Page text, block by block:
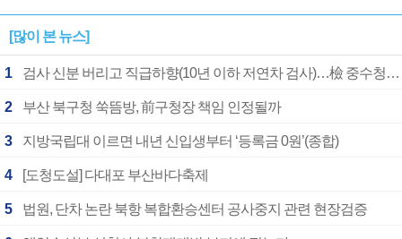
[많이 본 뉴스]
1 검사 신분 버리고 직급하향(10년 이하 저연차 검사)…檢 중수청행 기피
2 부산 북구청 쑥뜸방, 前구청장 책임 인정될까
3 지방국립대 이르면 내년 신입생부터 ‘등록금 0원’(종합)
4 [도청도설] 다대포 부산바다축제
5 법원, 단차 논란 북항 복합환승센터 공사중지 관련 현장검증